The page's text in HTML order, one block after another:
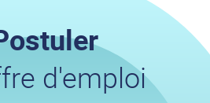
d'emploi